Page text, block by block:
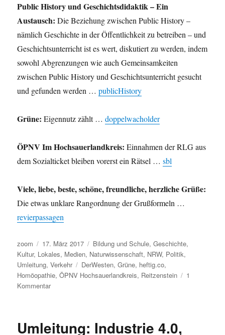
Public History und Geschichtsdidaktik – Ein
Austausch: Die Beziehung zwischen Public History –
nämlich Geschichte in der Öffentlichkeit zu betreiben – und
Geschichtsunterricht ist es wert, diskutiert zu werden, indem
sowohl Abgrenzungen wie auch Gemeinsamkeiten
zwischen Public History und Geschichtsunterricht gesucht
und gefunden werden …publicHistory
Grüne: Eigennutz zählt …doppelwacholder
ÖPNV Im Hochsauerlandkreis: Einnahmen der RLG aus
dem Sozialticket bleiben vorerst ein Rätsel …sbl
Viele, liebe, beste, schöne, freundliche, herzliche Grüße:
Die etwas unklare Rangordnung der Grußformeln …
revierpassagen
Autor
zoom
Veröffentlicht
am
17. März 2017 Kategorien
Bildung und Schule,Geschichte,
Kultur, Lokales, Medien, Naturwissenschaft, NRW, Politik,
Umleitung,Verkehr Schlagwörter
DerWesten,Grüne, heftig.co,
Homöopathie,ÖPNV Hochsauerlandkreis, Reitzenstein
1
Kommentarzu
@erbloggtes
Umleitung: Industrie 4.0,